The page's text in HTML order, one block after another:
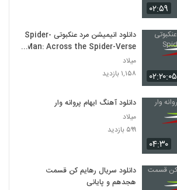
۰۲:۵۹
۰۲:۲۰:۰۵
دانلود انیمیشن مرد عنکبوتی Spider-
Man: Across the Spider-Verse
2023
میلاد
۱,۱۵۸ بازدید
۰۴:۳۰
دانلود آهنگ ایهام پروانه وار
میلاد
۵۹۹ بازدید
دانلود سریال رهایم کن قسمت
هجدهم و پایانی